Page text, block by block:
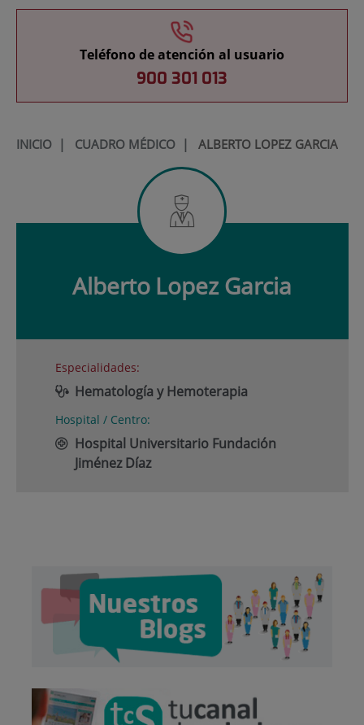
Teléfono de atención al usuario
900 301 013
INICIO| CUADRO MÉDICO| ALBERTO LOPEZ GARCIA
Alberto Lopez Garcia
Especialidades:
Hematología y Hemoterapia
Hospital / Centro:
Hospital Universitario Fundación
Jiménez Díaz